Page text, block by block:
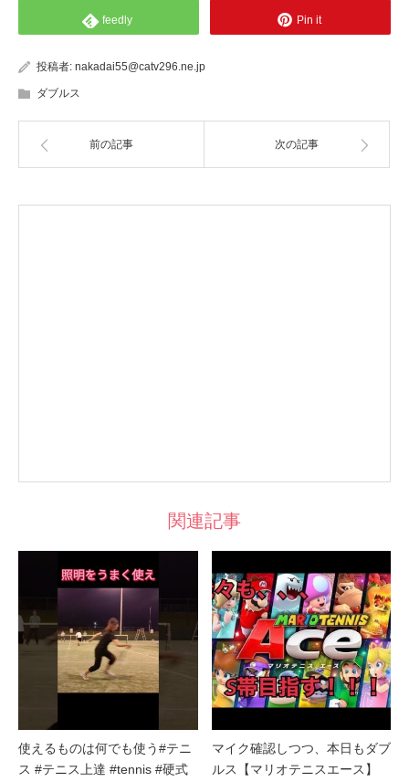
feedly Pin it
投稿者: nakadai55@catv296.ne.jp
ダブルス
前の記事 次の記事
関連記事
使えるものは何でも使う#テニ
ス #テニス上達 #tennis #硬式
マイク確認しつつ、本日もダブ
ルス【マリオテニスエース】